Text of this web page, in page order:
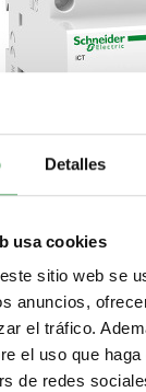
Detalles
usa cookies
sitio web se
anuncios,
el tráfico.
el uso que
de redes
MAN 25A 4NA 230/
alterna (AC, CA) | 4
NA | Acti 9 iCT | 4 | Conector |...
modulo)4 Tipo